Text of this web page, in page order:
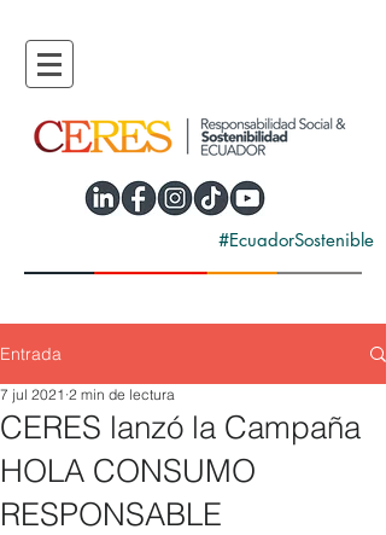
#EcuadorSostenible
Entrada
CERES lanzó la Campaña
HOLA CONSUMO
RESPONSABLE
7 jul 2021 2 min de lectura